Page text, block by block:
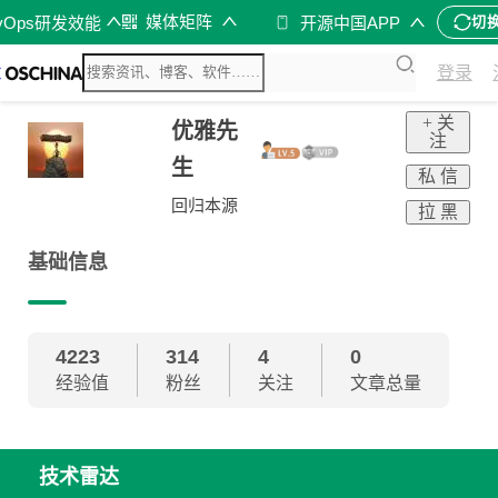
研发效能 媒体矩阵 开源中国APP 切
登录
优雅先
生
回归本源
+ 关
注
私 信
拉 黑
基础信息
4223
经验值
314
粉丝
4
关注
0
文章总量
技术雷达